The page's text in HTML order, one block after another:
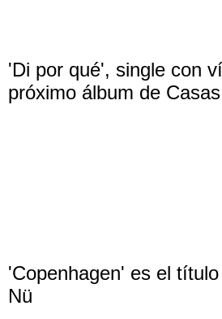
'Di por qué', single con
próximo álbum de
'Copenhagen' es el
Nü